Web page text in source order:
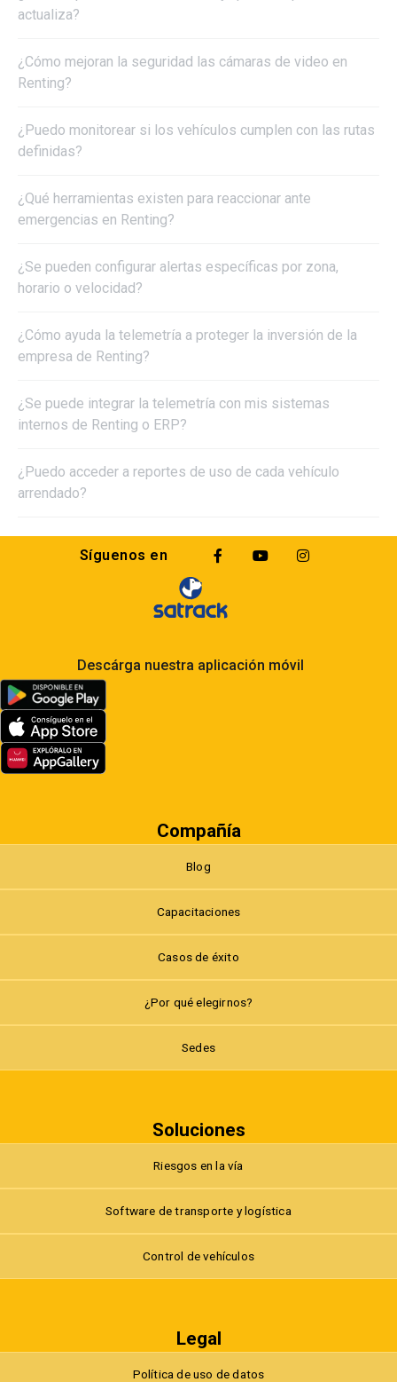
actualiza?
¿Cómo mejoran la seguridad las cámaras de video en
Renting?
¿Puedo monitorear si los vehículos cumplen con las rutas
definidas?
¿Qué herramientas existen para reaccionar ante
emergencias en Renting?
¿Se pueden configurar alertas específicas por zona,
horario o velocidad?
¿Cómo ayuda la telemetría a proteger la inversión de la
empresa de Renting?
¿Se puede integrar la telemetría con mis sistemas
internos de Renting o ERP?
¿Puedo acceder a reportes de uso de cada vehículo
arrendado?
Síguenos en
Descárga nuestra aplicación móvil
Compañía
Blog
Capacitaciones
Casos de éxito
¿Por qué elegirnos?
Sedes
Soluciones
Riesgos en la vía
Software de transporte y logística
Control de vehículos
Legal
Política de uso de datos